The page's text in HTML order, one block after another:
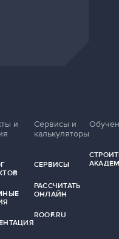
и
Сервисы и
калькуляторы
СЕРВИСЫ
РАССЧИТАТЬ
ОНЛАЙН
ROOF.RU